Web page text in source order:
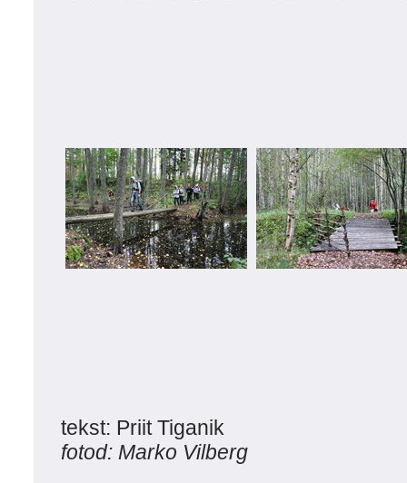
tekst: Priit Tiganik
fotod: Marko Vilberg